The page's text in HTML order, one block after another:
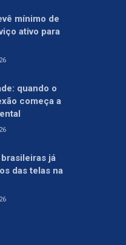
mínimo de
ativo para
quando o
começa a
já
das telas na